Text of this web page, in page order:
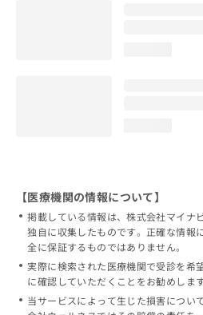
【医療機関の情報について】
掲載している情報は、株式会社マイナ
独自に収集したものです。正確な情報
全に保証するものではありません。
実際に検索された医療機関で受診を希
に確認していただくことをお勧めします
当サービスによって生じた損害につい